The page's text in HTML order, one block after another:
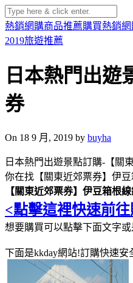
熱銷網購商品推薦購買熱銷
2019旅遊推薦
日本熱門出遊
券
On 18 9 月, 2019 by buyha
日本熱門出遊景點訂購-【關
你在找【關東近郊票券】伊
【關東近郊票券】伊豆箱根
<點擊這裡快速前
想要購買可以點擊下面文字
下面是kkday網站!訂購快速安